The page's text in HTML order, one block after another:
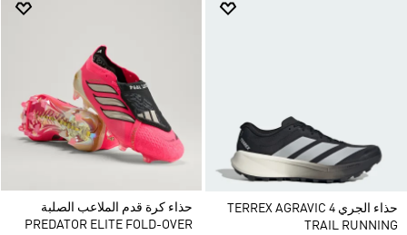
حذاء الجري TERREX AGRAVIC 4
TRAIL RUNNING
حذاء كرة قدم الملاعب الصلبة
PREDATOR ELITE FOLD-OVER